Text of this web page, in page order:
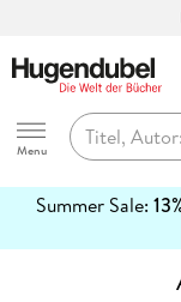
Hugendubel
Menu
Summer Sale:
erfahren